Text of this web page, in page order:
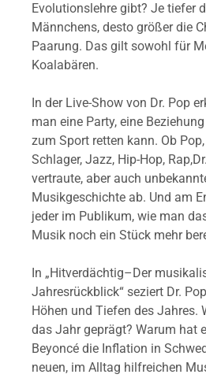
Evolutionslehre gibt? Je tiefer
Männchens, desto größer die
Paarung. Das gilt sowohl für
Koalabären.
In der Live-Show von Dr. Pop
man eine Party, eine
zum Sport retten kann. Ob
Schlager, Jazz, Hip-Hop,
vertraute, aber auch
Musikgeschichte ab. Und am
jeder im Publikum, wie man
Musik noch ein Stück mehr
In „Hitverdächtig–Der
Jahresrückblick“ seziert Dr.
Höhen und Tiefen des Jahres.
das Jahr geprägt? Warum hat
Beyoncé die Inflation in
neuen, im Alltag hilfreichen